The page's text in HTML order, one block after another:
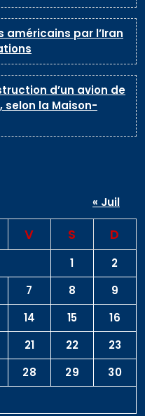
américains par l’Iran
d’un avion de
selon la Maison-
V S D
1
2
7 8
9
14 15
16
21 22
23
28 29
30
« Juil